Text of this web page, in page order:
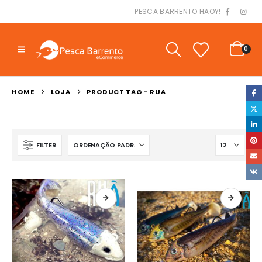
PESCA BARRENTO HAOY!
0
HOME LOJA PRODUCT TAG - RUA
FILTER